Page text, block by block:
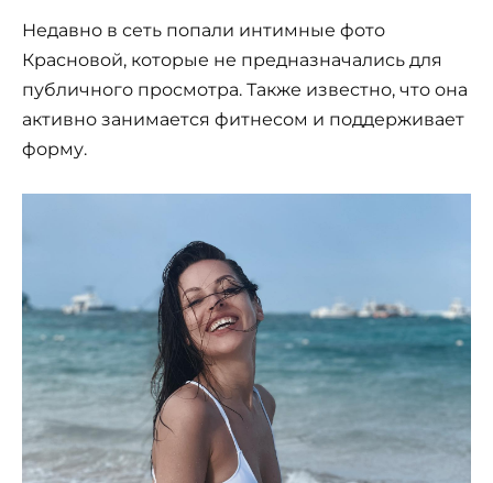
Недавно в сеть попали интимные фото
Красновой, которые не предназначались для
публичного просмотра. Также известно, что она
активно занимается фитнесом и поддерживает
форму.